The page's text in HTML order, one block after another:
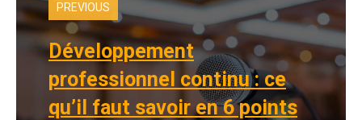
PREVIOUS
Développement
professionnel continu : ce
qu’il faut savoir en 6 points